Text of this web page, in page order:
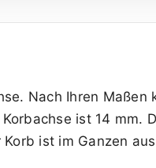
Nach Ihren Maßen
ist 14 mm.
ist im Ganzen